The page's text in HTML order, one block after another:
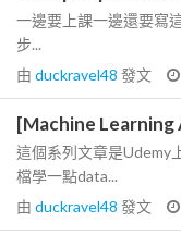
一邊要上課一邊還要寫
步...
由 duckravel48 發文
[Machine Learning
這個系列文章是Udemy
檔學一點data...
由 duckravel48 發文